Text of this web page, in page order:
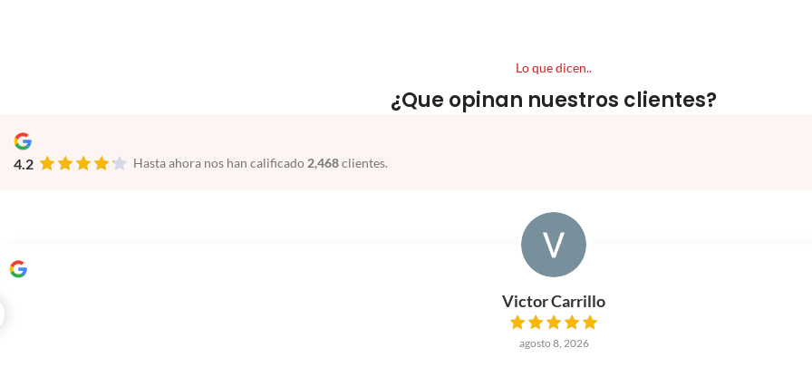
Lo que dicen..
¿Que opinan nuestros clientes?
4.2 Hasta ahora nos han calificado 2,468clientes.
Victor Carrillo
agosto 8, 2026